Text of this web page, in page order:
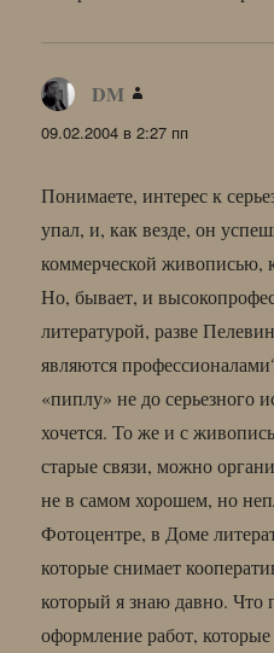
DM
09.02.2004 в 2:27 пп
Понимаете, интерес к
упал, и, как везде, он
коммерческой живописью,
Но, бывает, и
литературой, разве
являются
«пиплу» не до серьезного
хочется. То же и с
старые связи, можно
не в самом хорошем, но
Фотоцентре, в Доме
которые снимает
который я знаю давно. Что
оформление работ,